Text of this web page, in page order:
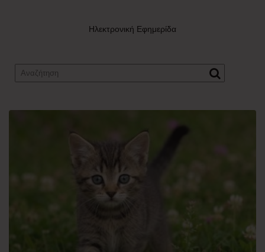
Ηλεκτρονική Εφημερίδα